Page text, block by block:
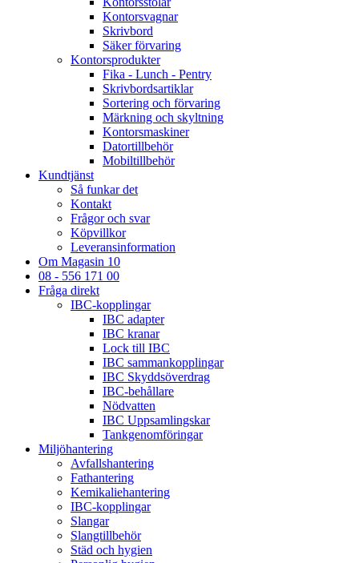
Kontorsvagnar
Skrivbord
Säker förvaring
Kontorsprodukter
Fika - Lunch - Pentry
Skrivbordsartiklar
Sortering och förvaring
Märkning och skyltning
Kontorsmaskiner
Datortillbehör
Mobiltillbehör
Kundtjänst
Så funkar det
Kontakt
Frågor och svar
Köpvillkor
Leveransinformation
Om Magasin 10
08 - 556 171 00
Fråga direkt
IBC-kopplingar
IBC adapter
IBC kranar
Lock till IBC
IBC sammankopplingar
IBC Skyddsöverdrag
IBC-behållare
Nödvatten
IBC Uppsamlingskar
Tankgenomföringar
Miljöhantering
Avfallshantering
Fathantering
Kemikaliehantering
IBC-kopplingar
Slangar
Slangtillbehör
Städ och hygien